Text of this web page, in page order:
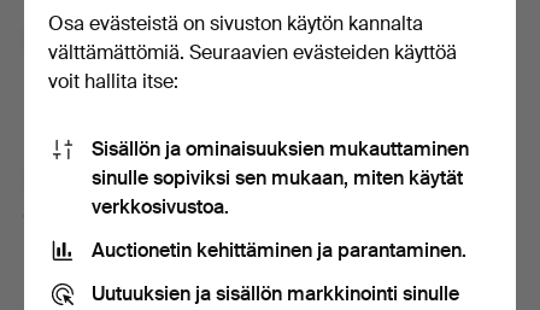
Tilaa Auctionet -sivuston uutiskirje.
Sisältää muun muassa asiantuntijoiden vinkkejä, valikoituja
Olen vähintään 18-vuotias ja hyväksynkäyttäjäehdot
myyntiehdotsekä vahvistan lukeneeni
tietosuojakäytännön
Osa evästeistä on sivuston käytön kannalta
välttämättömiä. Seuraavien evästeiden käyttöä
voit hallita itse:
Sisällön ja ominaisuuksien mukauttaminen
sinulle sopiviksi sen mukaan, miten käytät
verkkosivustoa.
Auctionetin kehittäminen ja parantaminen.
Uutuuksien ja sisällön markkinointi sinulle